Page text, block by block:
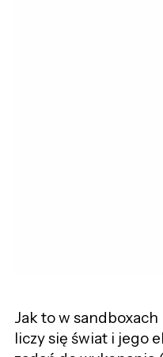
Jak to w
liczy się świat i jego